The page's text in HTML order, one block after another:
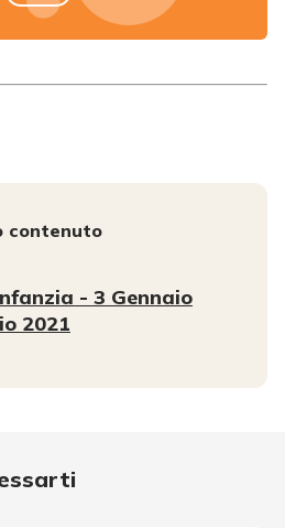
contenuto
- 3 Gennaio
2021